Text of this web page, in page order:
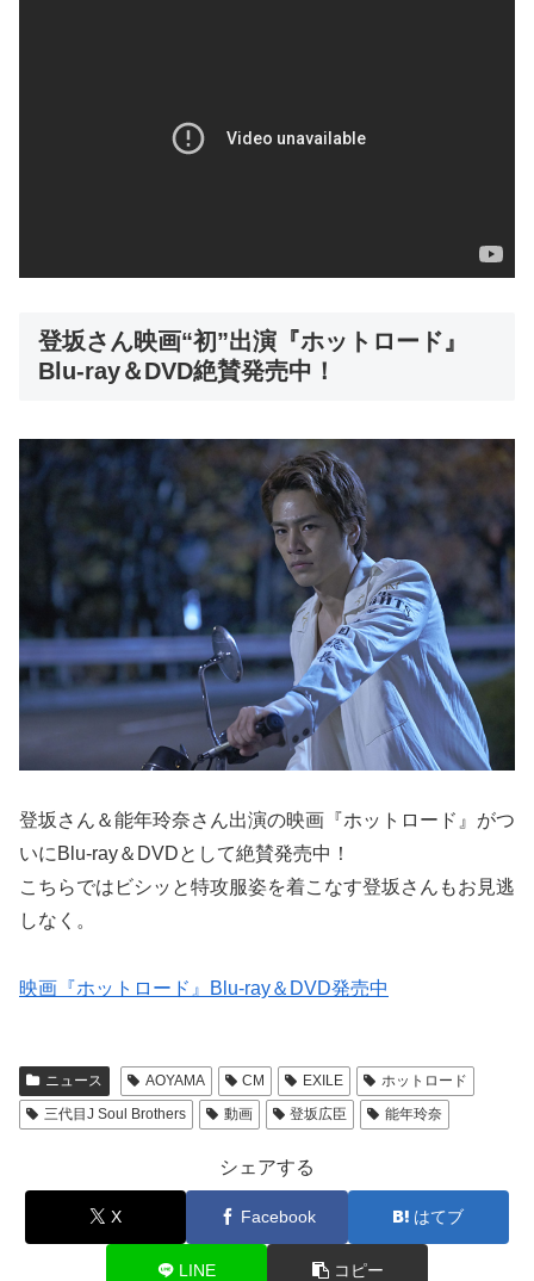
登坂さん映画“初”出演『ホットロード』
Blu-ray＆DVD絶賛発売中！
登坂さん＆能年玲奈さん出演の映画『ホットロード』がつ
いにBlu-ray＆DVDとして絶賛発売中！
こちらではビシッと特攻服姿を着こなす登坂さんもお見逃
しなく。
映画『ホットロード』Blu-ray＆DVD発売中
ニュース AOYAMA CM EXILE
ホットロード
三代目J Soul Brothers
動画 登坂広臣 能年玲奈
シェアする
X Facebook はてブ
LINE コピー